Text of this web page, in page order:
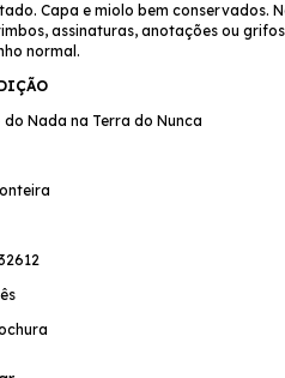
Capa e miolo bem conservados.
assinaturas, anotações ou
normal.
Nada na Terra do Nunca